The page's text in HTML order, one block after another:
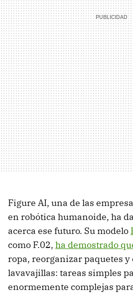
Figure AI, una de las
en robótica humanoide, ha
acerca ese futuro. Su modelo
como F.02, ha demostrado
ropa, reorganizar paquetes y
lavavajillas: tareas simples
enormemente complejas